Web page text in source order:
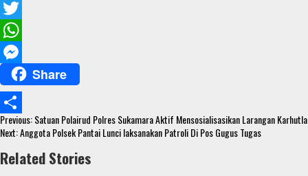
F
a
c
b
o
o
k
T
w
t
t
e
r
W
a
t
s
A
e
s
s
e
Share
S
a
Continue
Reading
Previous:Satuan Polairud Polres Sukamara Aktif Mensosialisasikan Larangan Karhutla
Next:Anggota Polsek Pantai Lunci laksanakan Patroli Di Pos Gugus Tugas
Related Stories